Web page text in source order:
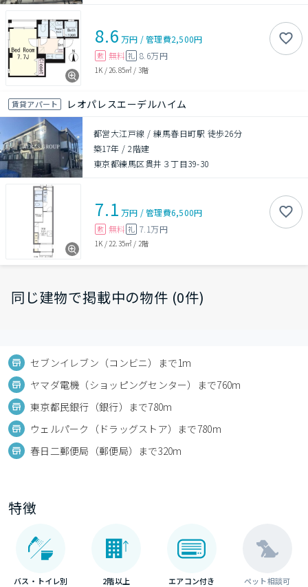
8.6 万円 /管理費2,500円
敷 無料 礼 8.6万円
1K / 26.85㎡ / 3階
賃貸アパート レオパレスエーデルハイム
都営大江戸線 / 練馬春日町駅 徒歩26分
築17年 /2階建
東京都練馬区貫井３丁目39-30
7.1 万円 /管理費6,500円
敷 無料 礼 7.1万円
1K / 22.35㎡ / 2階
同じ建物で掲載中の物件 (0件)
セブンイレブン（コンビニ）まで1m
ヤマダ電機（ショッピングセンター）まで760m
東京都民銀行（銀行）まで780m
ウェルパーク（ドラッグストア）まで780m
春日二郵便局（郵便局）まで320m
特徴
バス・トイレ別 2階以上 エアコン付き ペット相談可